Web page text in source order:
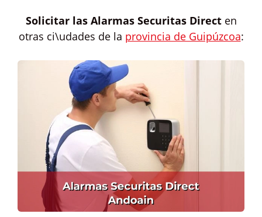
Solicitar las Alarmas Securitas Directen
otras ci\udades de la provincia de Guipúzcoa: